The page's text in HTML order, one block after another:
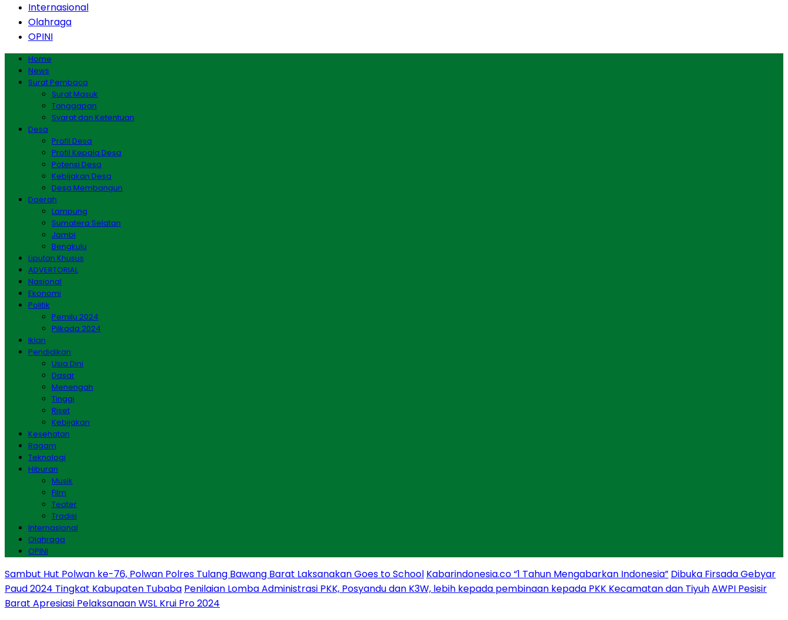
Internasional
Olahraga
OPINI
Home
News
Surat Pembaca
Surat Masuk
Tanggapan
Syarat dan Ketentuan
Desa
Profil Desa
Profil Kepala Desa
Potensi Desa
Kebijakan Desa
Desa Membangun
Daerah
Lampung
Sumatera Selatan
Jambi
Bengkulu
Liputan Khusus
ADVERTORIAL
Nasional
Ekonomi
Politik
Pemilu 2024
Pilkada 2024
Iklan
Pendidikan
Usia Dini
Dasar
Menengah
Tinggi
Riset
Kebijakan
Kesehatan
Ragam
Teknologi
Hiburan
Musik
Film
Teater
Tradisi
Internasional
Olahraga
OPINI
Sambut Hut Polwan ke-76, Polwan Polres Tulang Bawang Barat Laksanakan Goes to School Kabarindonesia.co “1 Tahun Mengabarkan Indonesia” Dibuka Firsada Gebyar
Paud 2024 Tingkat Kabupaten Tubaba Penilaian Lomba Administrasi PKK, Posyandu dan K3W, lebih kepada pembinaan kepada PKK Kecamatan dan TiyuhAWPI Pesisir
Barat Apresiasi Pelaksanaan WSL Krui Pro 2024